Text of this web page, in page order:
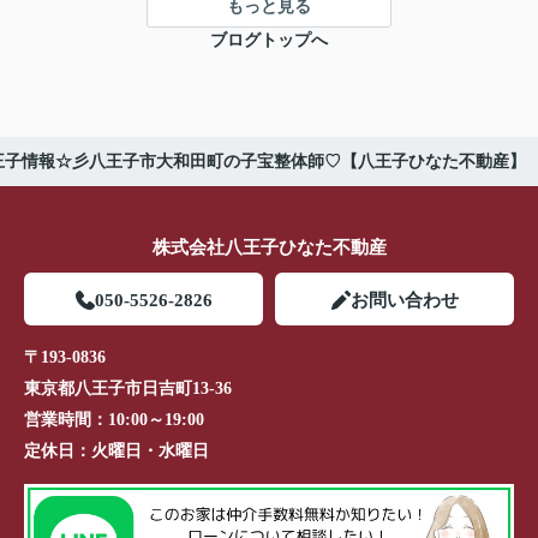
もっと見る
ブログトップへ
情報☆彡八王子市大和田町の子宝整体師♡【八王子ひなた不動産】
株式会社八王子ひなた不動産
050-5526-2826 お問い合わせ
〒193-0836
東京都八王子市日吉町13-36
営業時間： 10:00～19:00
定休日： 火曜日・水曜日